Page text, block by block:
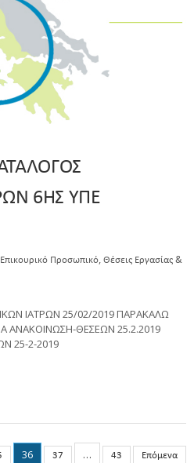
6ΗΣ ΥΠΕ
Επικουρικό Προσωπικό, Θέσεις Εργασίας &
ΙΑΤΡΩΝ 25/02/2019 ΠΑΡΑΚΑΛΩ
ΑΝΑΚΟΙΝΩΣΗ-ΘΕΣΕΩΝ 25.2.2019
25-2-2019
36 37 … 43 Επόμενα